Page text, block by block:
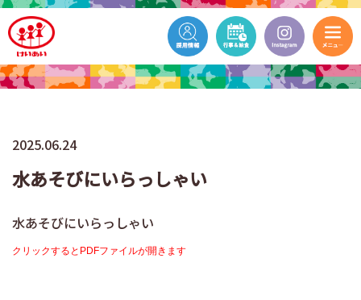
2025.06.24
水あそびにいらっしゃい
水あそびにいらっしゃい
クリックするとPDFファイルが開きます